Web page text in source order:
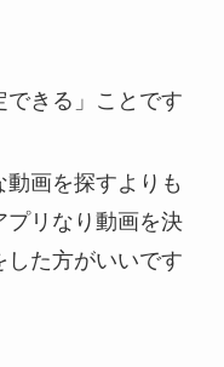
できる」ことです
画を探すよりも
プリなり動画を決
た方がいいです